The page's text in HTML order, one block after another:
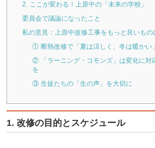
2. ここが変わる！上原中の「未来の学校」
委員会で議論になったこと
私の意見：上原中改修工事をもっと良いもの
① 断熱改修で「夏は涼しく、冬は暖かい
② 「ラーニング・コモンズ」は変化に対
を
③ 生徒たちの「生の声」を大切に
1. 改修の目的とスケジュール